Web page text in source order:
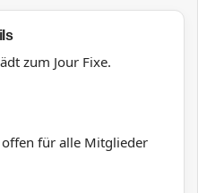
zum Jour Fixe.
für alle Mitglieder